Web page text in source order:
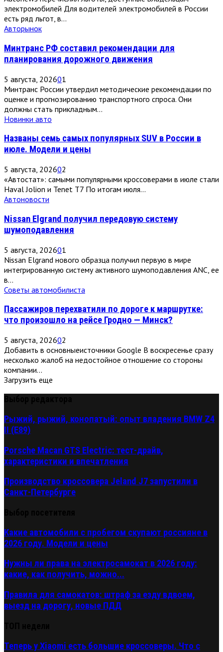
электромобилей Для водителей электромобилей в России
есть ряд льгот, в...
Авторынок
Минтранс РФ составил рекомендации для
планирования дорожного движения
5 августа, 202601
Минтранс России утвердил методические рекомендации по
оценке и прогнозированию транспортного спроса. Они
должны стать прикладным...
Новинки авто
Названы семь самых популярных SUV в России в
июле. Модели и цены
5 августа, 202602
«Автостат»: самыми популярными кроссоверами в июле стали
Haval Jolion и Tenet T7 По итогам июля...
Автоновости
Nissan Elgrand получил передовую систему
шумоподавления
5 августа, 202601
Nissan Elgrand нового образца получил первую в мире
интегрированную систему активного шумоподавления ANC, ее
в...
Советы автомобилиста
Пассажиров перехватили по дороге к маршрутке:
что произошло на рейсе Гродно — Минск?
5 августа, 202602
Добавить в основныеисточники Google В воскресенье сразу
несколько жалоб на недостойное отношение со стороны
компании...
Загрузить еще
Рыжий, рыжий, конопатый: опыт владения BMW Z4
II (E89)
Porsche Macan GTS Electric: тест-драйв,
характеристики и впечатления
Производство кроссовера Jeland J7 запустили в
Санкт-Петербурге
Какие автомобили с пробегом скупают россияне в
2026 году. Модели и цены
Нужны ли права на электросамокат в 2026 году:
какие, как получить, можно...
Правила для самокатов: штраф за езду вдвоем,
выезд на дорогу, новые ПДД
Теперь у Xiaomi есть большие кроссоверы. Что с